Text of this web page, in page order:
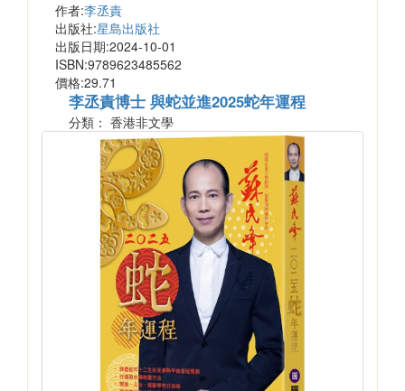
作者:李丞責
出版社:星島出版社
出版日期:2024-10-01
ISBN:9789623485562
價格:29.71
李丞責博士 與蛇並進2025蛇年運程
分類： 香港非文學